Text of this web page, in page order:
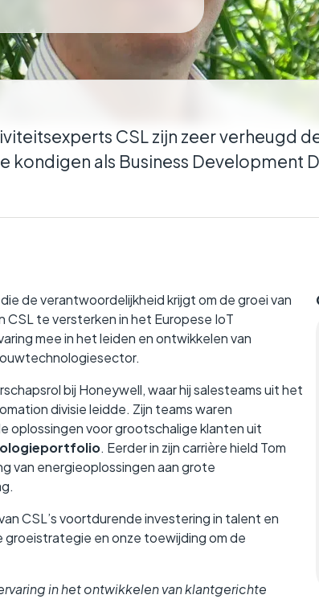
verschillende entiteiten
zijn.
CSL zijn zeer verheugd
kondigen als Business Development
de verantwoordelijkheid krijgt om de groei van
te versterken in het Europese IoT
mee in het leiden en ontwikkelen van
bij Honeywell, waar hij salesteams uit het
divisie leidde. Zijn teams waren
oplossingen voor grootschalige klanten uit
. Eerder in zijn carrière hield Tom
van energieoplossingen aan grote
CSL’s voortdurende investering in talent en
en onze toewijding om de
ervaring in het ontwikkelen van klantgerichte